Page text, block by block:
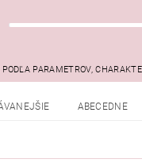
PARAMETROV,
ABECEDNE